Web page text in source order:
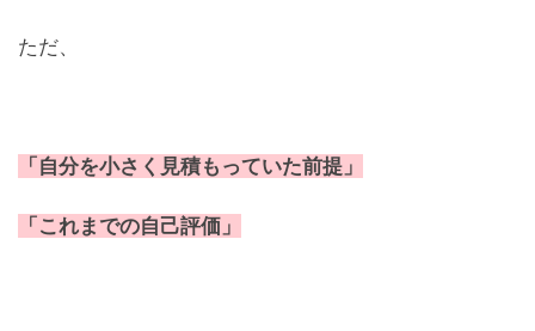
ただ、
「自分を小さく見積もっていた前提」
「これまでの自己評価」